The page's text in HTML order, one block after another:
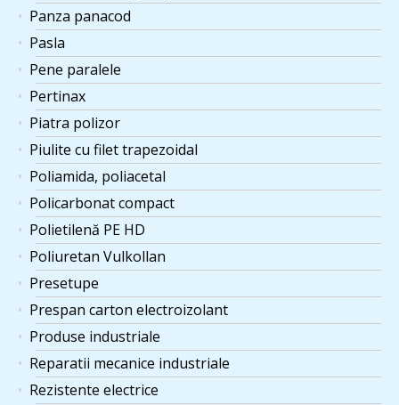
Panza panacod
Pasla
Pene paralele
Pertinax
Piatra polizor
Piulite cu filet trapezoidal
Poliamida, poliacetal
Policarbonat compact
Polietilenă PE HD
Poliuretan Vulkollan
Presetupe
Prespan carton electroizolant
Produse industriale
Reparatii mecanice industriale
Rezistente electrice